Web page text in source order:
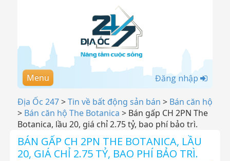
Menu Đăng nhập
Địa Ốc 247>Tin về bất động sản bán > Bán căn hộ
> Bán căn hộ The Botanica > Bán gấp CH 2PN The
Botanica, lầu 20, giá chỉ 2.75 tỷ, bao phí bảo trì.
BÁN GẤP CH 2PN THE BOTANICA, LẦU
20, GIÁ CHỈ 2.75 TỶ, BAO PHÍ BẢO TRÌ.